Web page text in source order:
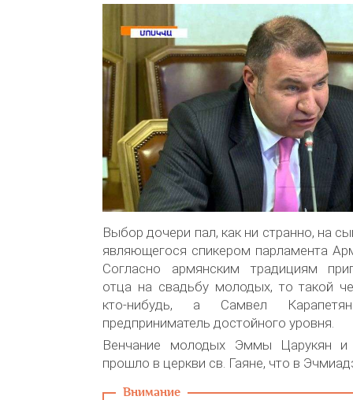
Выбор дочери пал, как ни странно, на
являющегося спикером парламента
Согласно армянским традициям
отца на свадьбу молодых, то такой
кто-нибудь, а Самвел
предприниматель достойного уровня.
Венчание молодых Эммы Царукян и
прошло в церкви св. Гаяне, что в